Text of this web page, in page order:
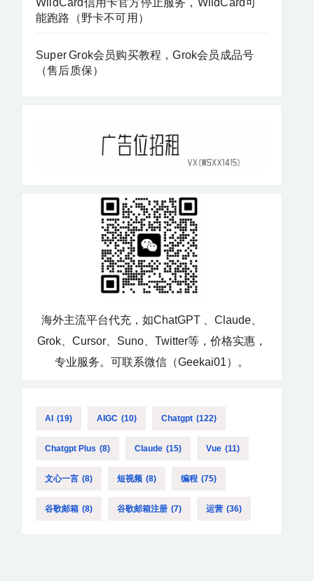
WildCard信用卡官方停止服务，WildCard可
能跑路（野卡不可用）
Super Grok会员购买教程，Grok会员成品号
（售后质保）
海外主流平台代充，如ChatGPT 、Claude、
Grok、Cursor、Suno、Twitter等，价格实惠，
专业服务。可联系微信（Geekai01）。
AI (19) AIGC (10) Chatgpt (122)
Chatgpt Plus (8) Claude (15) Vue (11)
文心一言 (8) 短视频 (8) 编程 (75)
谷歌邮箱 (8) 谷歌邮箱注册 (7) 运营 (36)